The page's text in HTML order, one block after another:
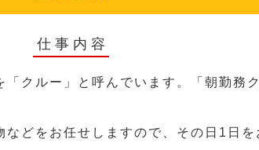
仕事内容
クルー」と呼んでいます。「朝勤務
どをお任せしますので、その日1日